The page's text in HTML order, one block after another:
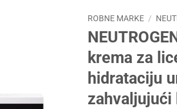
ROBNE MARKE /
krema za
hidrataciju